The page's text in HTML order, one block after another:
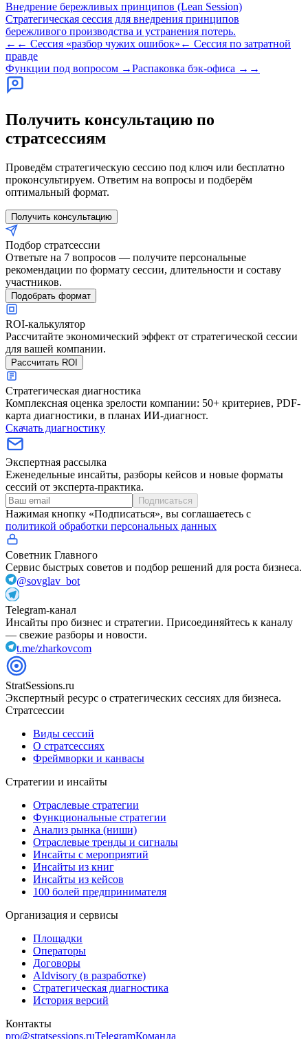
Внедрение бережливых принципов (Lean Session)
Стратегическая сессия для внедрения принципов
бережливого производства и устранения потерь.
←← Сессия «разбор чужих ошибок» ← Сессия по затратной
правде
Функции под вопросом →Распаковка бэк-офиса →→
Получить консультацию по
стратсессиям
Проведём стратегическую сессию под ключ или бесплатно
проконсультируем. Ответим на вопросы и подберём
оптимальный формат.
Получить консультацию
Подбор стратсессии
Ответьте на 7 вопросов — получите персональные
рекомендации по формату сессии, длительности и составу
участников.
Подобрать формат
ROI-калькулятор
Рассчитайте экономический эффект от стратегической сессии
для вашей компании.
Рассчитать ROI
Стратегическая диагностика
Комплексная оценка зрелости компании: 50+ критериев, PDF-
карта диагностики, в планах ИИ-диагност.
Скачать диагностику
Экспертная рассылка
Еженедельные инсайты, разборы кейсов и новые форматы
сессий от эксперта-практика.
Подписаться
Нажимая кнопку «Подписаться», вы соглашаетесь с
политикой обработки персональных данных
Советник Главного
Сервис быстрых советов и подбор решений для роста бизнеса.
@sovglav_bot
Telegram-канал
Инсайты про бизнес и стратегии. Присоединяйтесь к каналу
— свежие разборы и новости.
t.me/zharkovcom
StratSessions.ru
Экспертный ресурс о стратегических сессиях для бизнеса.
Стратсессии
Виды сессий
О стратсессиях
Фреймворки и канвасы
Стратегии и инсайты
Отраслевые стратегии
Функциональные стратегии
Анализ рынка (ниши)
Отраслевые тренды и сигналы
Инсайты с мероприятий
Инсайты из книг
Инсайты из кейсов
100 болей предпринимателя
Организация и сервисы
Площадки
Операторы
Договоры
AIdvisory (в разработке)
Стратегическая диагностика
История версий
Контакты
pro@stratsessions.ruTelegramКоманда